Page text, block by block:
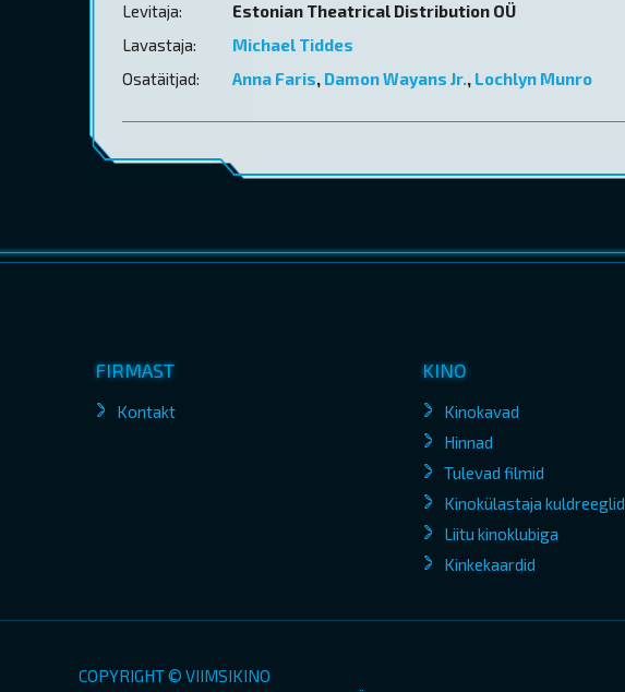
Levitaja:
Estonian Theatrical Distribution OÜ
Lavastaja:
Michael Tiddes
Osatäitjad:
Anna Faris, Damon Wayans Jr., Lochlyn Munro
FIRMAST
Kontakt
KINO
Kinokavad
Hinnad
Tulevad filmid
Kinokülastaja kuldreeglid
Liitu kinoklubiga
Kinkekaardid
COPYRIGHT © VIIMSIKINO